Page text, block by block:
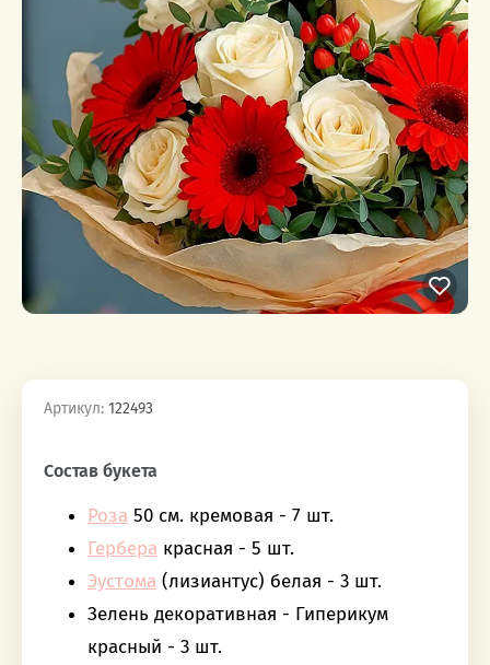
Артикул: 122493
Состав букета
Роза 50 см. кремовая - 7 шт.
Гербера красная - 5 шт.
Эустома (лизиантус) белая - 3 шт.
Зелень декоративная - Гиперикум
красный - 3 шт.